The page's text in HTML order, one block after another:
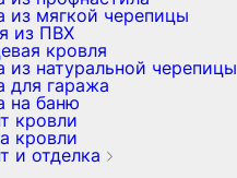
из мягкой черепицы
из ПВХ
кровля
из натуральной черепицы
для гаража
на баню
кровли
кровли
и отделка